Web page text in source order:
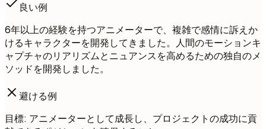
良い例
6年以上の経験を持つアニメーターで、複雑で感情に訴えか
けるキャラクターを開発してきました。人間のモーションキ
ャプチャのリアリズムとニュアンスを高めるための独自のメ
ソッドを開発しました。
避ける例
目標: アニメーターとして成長し、プロジェクトの成功に貢